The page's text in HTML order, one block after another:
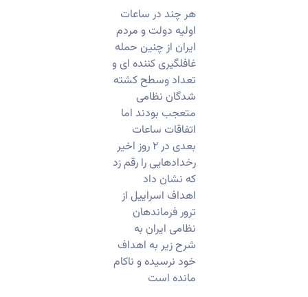
هر چند در ساعات
اولیه دولت و مردم
ایران از چنین حمله
غافلگیری کننده ای و
تعداد وسطح کشته
شدگان نظامی
متعجب بودند اما
اتفاقات ساعات
بعدی در ۲ روز اخیر
رخدادهایی را رقم زد
که نشان داد
اهداف اسراییل از
ترور فرماندهان
نظامی ایران به
شرح زیر به اهداف
خود نرسیده و ناکام
مانده است